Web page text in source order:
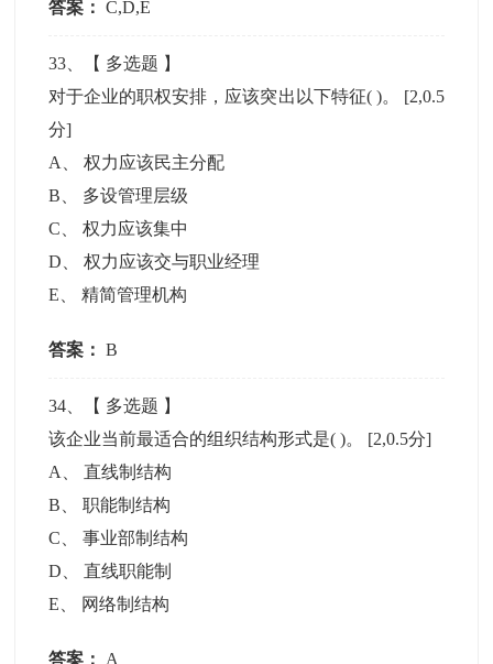
答案： C,D,E
33 、【 多选题 】
对于企业的职权安排，应该突出以下特征( )。 [2,0.5
分]
A
、权力应该民主分配
B
多设管理层级
C 、权力应该集中
D 、权力应该交与职业经理
E 、精简管理机构
答案： B
34 、【 多选题 】
该企业当前最适合的组织结构形式是( )。 [2,0.5分]
A
、直线制结构
B 、职能制结构
C 、事业部制结构
D 、直线职能制
E
网络制结构
答案： A